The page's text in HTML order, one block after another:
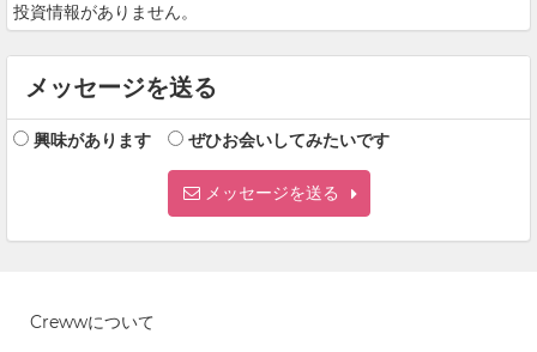
投資情報がありません。
メッセージを送る
興味があります ぜひお会いしてみたいです
メッセージを送る
Crewwについて